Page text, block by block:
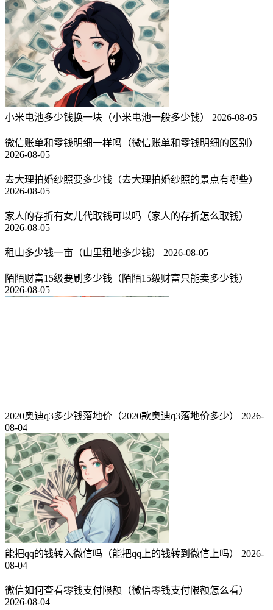
小米电池多少钱换一块（小米电池一般多少钱） 2026-08-05
微信账单和零钱明细一样吗（微信账单和零钱明细的区别）
2026-08-05
去大理拍婚纱照要多少钱（去大理拍婚纱照的景点有哪些）
2026-08-05
家人的存折有女儿代取钱可以吗（家人的存折怎么取钱）
2026-08-05
租山多少钱一亩（山里租地多少钱） 2026-08-05
陌陌财富15级要刷多少钱（陌陌15级财富只能卖多少钱）
2026-08-05
2020奥迪q3多少钱落地价（2020款奥迪q3落地价多少）
2026-
08-04
能把qq的钱转入微信吗（能把qq上的钱转到微信上吗）
2026-
08-04
微信如何查看零钱支付限额（微信零钱支付限额怎么看）
2026-08-04